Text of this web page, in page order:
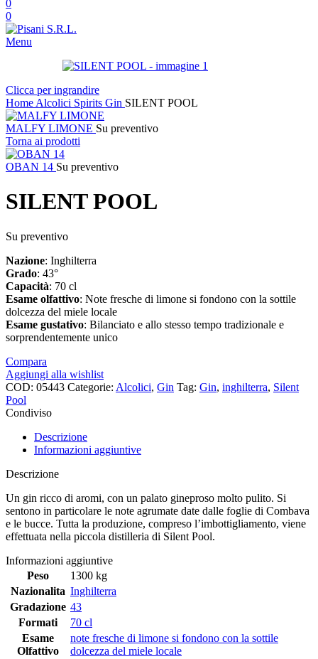
0
0
Menu
Clicca per ingrandire
Home Alcolici Spirits Gin SILENT POOL
MALFY LIMONE Su preventivo
Torna ai prodotti
OBAN 14 Su preventivo
SILENT POOL
Su preventivo
Nazione: Inghilterra
Grado: 43°
Capacità: 70 cl
Esame olfattivo: Note fresche di limone si fondono con la sottile
dolcezza del miele locale
Esame gustativo: Bilanciato e allo stesso tempo tradizionale e
sorprendentemente unico
Compara
Aggiungi alla wishlist
COD: 05443 Categorie: Alcolici, Gin Tag: Gin, inghilterra, Silent
Pool
Condiviso
Descrizione
Informazioni aggiuntive
Descrizione
Un gin ricco di aromi, con un palato gineproso molto pulito. Si
sentono in particolare le note agrumate date dalle foglie di Combava
e le bucce. Tutta la produzione, compreso l’imbottigliamento, viene
effettuata nella piccola distilleria di Silent Pool.
Informazioni aggiuntive
Peso
1300 kg
Nazionalita Inghilterra
Gradazione 43
Formati
70 cl
Esame
Olfattivo
note fresche di limone si fondono con la sottile
dolcezza del miele locale